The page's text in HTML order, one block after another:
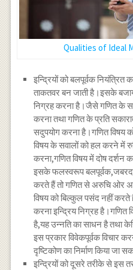
Qualities of Ideal
इन्द्रियों को बलपूर्वक
ताकतवर बन जाती है।इसके
निग्रह करना है।जैसे गणित के
करना तथा गणित के प्रति
सदुपयोग करना है।गणित विषय
विषय के सवालों को हल करने में
करना,गणित विषय में दोष दर्शन
इसके फलस्वरूप
करते हैं तो गणित से अरुचि ओर
विषय को बिल्कुल पसंद नहीं करते
करना इन्द्रिय निग्रह है।गणित
है,यह उन्नति का साधन है तथा
इस प्रकार विवेकपूर्वक विचार
दृष्टिकोण का निर्माण किया जा
इन्द्रियों को दूसरे तरीके से इस